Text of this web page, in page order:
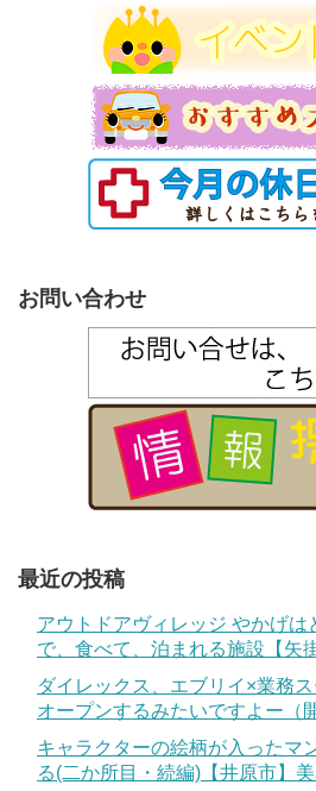
お問い合わせ
最近の投稿
アウトドアヴィレッジ やかげ
で、食べて、泊まれる施設【矢
ダイレックス、エブリイ×業務
オープンするみたいですよー（
キャラクターの絵柄が入ったマ
る(二か所目・続編)【井原市】